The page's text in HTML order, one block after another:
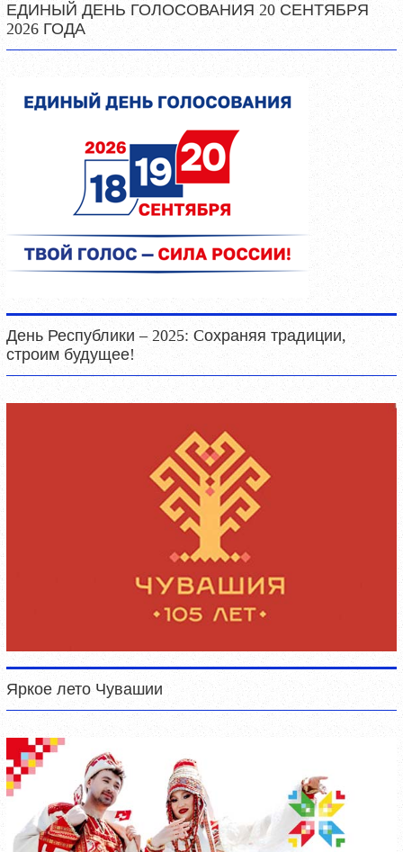
ЕДИНЫЙ ДЕНЬ ГОЛОСОВАНИЯ 20 СЕНТЯБРЯ
2026 ГОДА
День Республики – 2025: Cохраняя традиции,
строим будущее!
Яркое лето Чувашии